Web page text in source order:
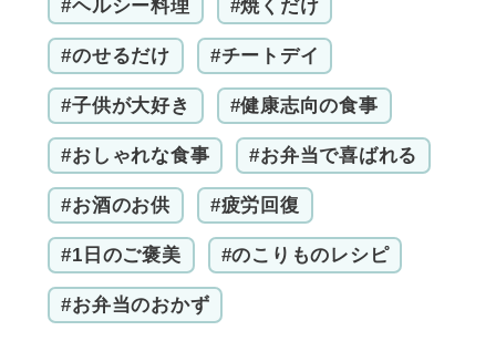
#ヘルシー料理 #焼くだけ
#のせるだけ #チートデイ
#子供が大好き #健康志向の食事
#おしゃれな食事 #お弁当で喜ばれる
#お酒のお供 #疲労回復
#1日のご褒美 #のこりものレシピ
#お弁当のおかず